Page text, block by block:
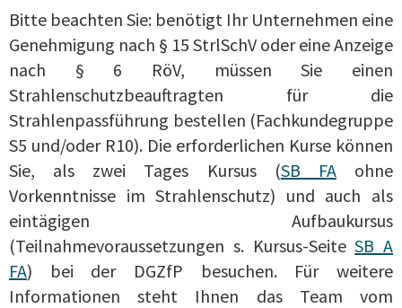
Bitte beachten Sie: benötigt Ihr Unternehmen eine
Genehmigung nach § 15 StrlSchV oder eine Anzeige
nach § 6 RöV, müssen Sie einen
Strahlenschutzbeauftragten für die
Strahlenpassführung bestellen (Fachkundegruppe
S5 und/oder R10). Die erforderlichen Kurse können
Sie, als zwei Tages Kursus (SB FAohne
Vorkenntnisse im Strahlenschutz) und auch als
eintägigen Aufbaukursus
(Teilnahmevoraussetzungen s. Kursus-SeiteSB A
FA) bei der DGZfP besuchen. Für weitere
Informationen steht Ihnen das Team vom